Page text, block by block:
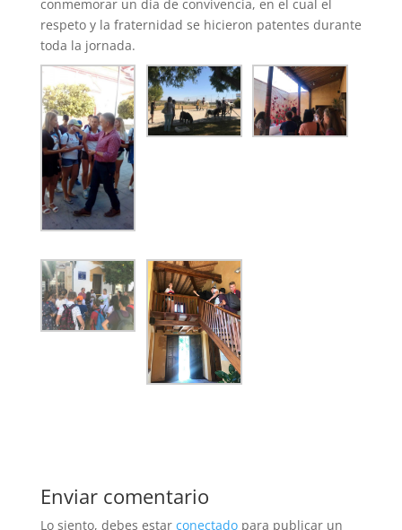
conmemorar un día de convivencia, en el cual el
respeto y la fraternidad se hicieron patentes durante
toda la jornada.
Enviar comentario
Lo siento, debes estar conectadopara publicar un